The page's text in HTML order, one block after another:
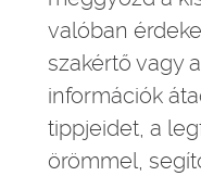
valóban
szakértő vagy
információk
tippjeidet, a
örömmel,